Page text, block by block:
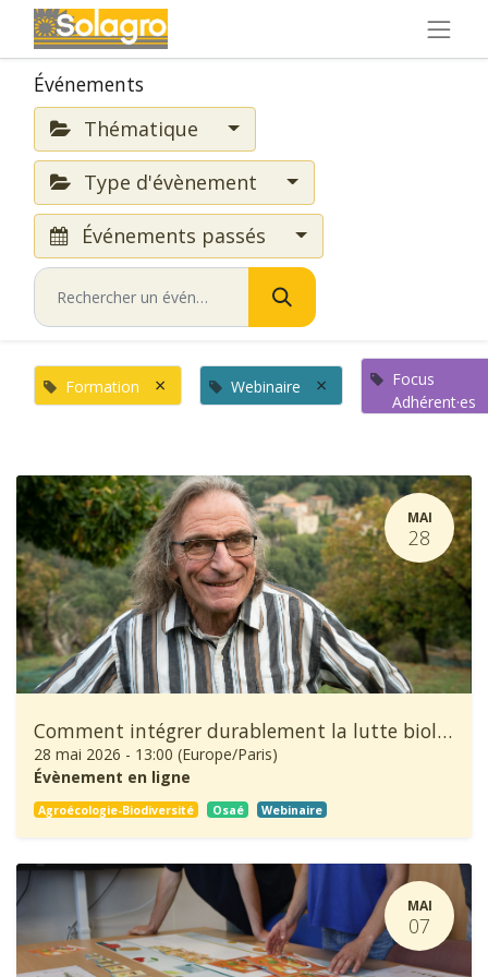
Événements
Thématique
Type d'évènement
Événements passés
Formation × Webinaire ×
Focus
Adhérent·es
MAI
28
Comment intégrer durablement la lutte biologique dans la production de châtaignes ?
28 mai 2026 - 13:00 (Europe/Paris)
Évènement en ligne
Agroécologie-Biodiversité Osaé Webinaire
MAI
07